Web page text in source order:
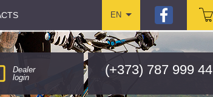
EN
EN
(+373) 787 999 44
Dealer
login